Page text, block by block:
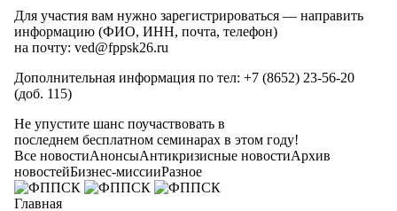
Для участия вам нужно зарегистрироваться — направить
информацию (ФИО, ИНН, почта, телефон)
на почту: ved@fppsk26.ru
Дополнительная информация по тел: +7 (8652) 23-56-20
(доб. 115)
Не упустите шанс поучаствовать в
последнем бесплатном семинарах в этом году!
Все новостиАнонсыАнтикризисные новостиАрхив
новостейБизнес-миссииРазное
Главная